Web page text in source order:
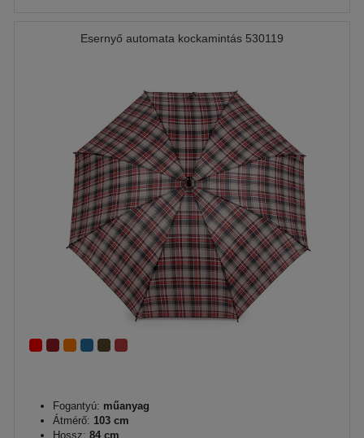
Esernyő automata kockamintás 530119
Fogantyú: műanyag
Átmérő: 103 cm
Hossz: 84 cm